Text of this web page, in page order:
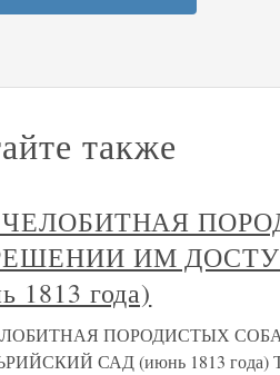
также
ЧЕЛОБИТНАЯ
ИМ
1813 года)
ПОРОДИСТЫХ
САД (июнь 1813 года)